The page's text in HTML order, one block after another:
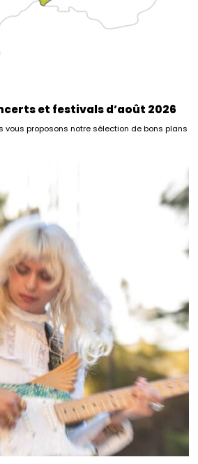
et festivals d’août 2026
vous proposons notre sélection de bons plans